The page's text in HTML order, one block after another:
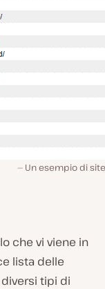
Un esempio di
che vi viene in
lista delle
diversi tipi di